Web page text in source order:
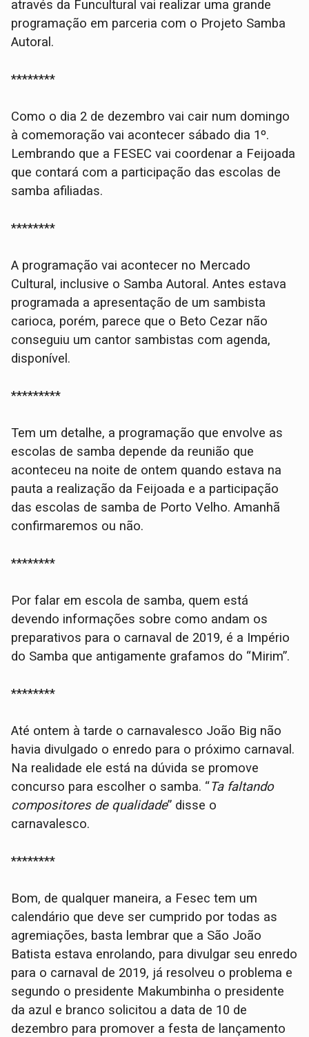
através da Funcultural vai realizar uma grande
programação em parceria com o Projeto Samba
Autoral.
********
Como o dia 2 de dezembro vai cair num domingo
à comemoração vai acontecer sábado dia 1º.
Lembrando que a FESEC vai coordenar a Feijoada
que contará com a participação das escolas de
samba afiliadas.
********
A programação vai acontecer no Mercado
Cultural, inclusive o Samba Autoral. Antes estava
programada a apresentação de um sambista
carioca, porém, parece que o Beto Cezar não
conseguiu um cantor sambistas com agenda,
disponível.
*********
Tem um detalhe, a programação que envolve as
escolas de samba depende da reunião que
aconteceu na noite de ontem quando estava na
pauta a realização da Feijoada e a participação
das escolas de samba de Porto Velho. Amanhã
confirmaremos ou não.
********
Por falar em escola de samba, quem está
devendo informações sobre como andam os
preparativos para o carnaval de 2019, é a Império
do Samba que antigamente grafamos do “Mirim”.
********
Até ontem à tarde o carnavalesco João Big não
havia divulgado o enredo para o próximo carnaval.
Na realidade ele está na dúvida se promove
concurso para escolher o samba. “Ta faltando
compositores de qualidade” disse o
carnavalesco.
********
Bom, de qualquer maneira, a Fesec tem um
calendário que deve ser cumprido por todas as
agremiações, basta lembrar que a São João
Batista estava enrolando, para divulgar seu enredo
para o carnaval de 2019, já resolveu o problema e
segundo o presidente Makumbinha o presidente
da azul e branco solicitou a data de 10 de
dezembro para promover a festa de lançamento